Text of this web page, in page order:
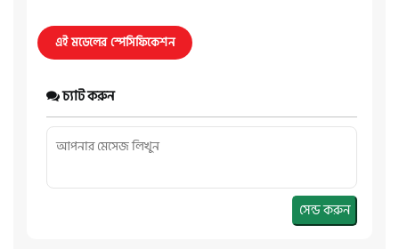
এই মডেলের স্পেসিফিকেশন
চ্যাট করুন
সেন্ড করুন